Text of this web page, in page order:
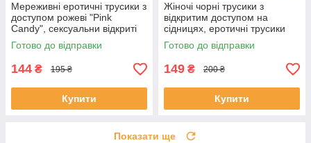
Мереживні еротичні трусики з
доступом рожеві "Pink
Candy", сексуальни відкриті
трусики з бантиком
Готово до відправки
144 ₴ 195 ₴
Купити
Жіночі чорні трусики з
відкритим доступом на
сідницях, еротичні трусики
XS
Готово до відправки
149 ₴ 200 ₴
Купити
Показати ще